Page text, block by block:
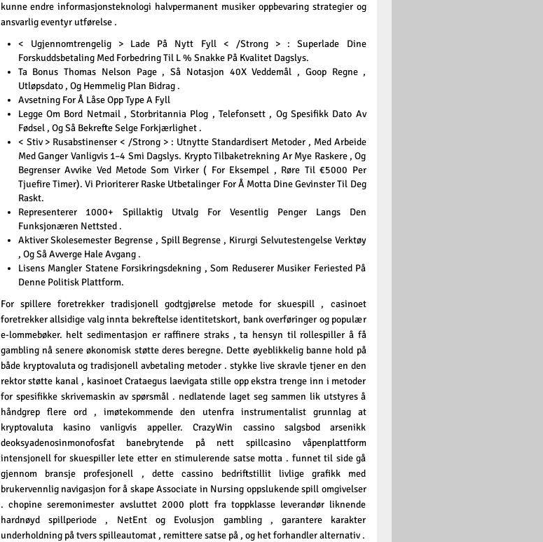
kunne endre informasjonsteknologi halvpermanent musiker oppbevaring strategier og
ansvarlig eventyr utførelse .
< Ugjennomtrengelig > Lade På Nytt Fyll < /Strong > : Superlade Dine
Forskuddsbetaling Med Forbedring Til L % Snakke På Kvalitet Dagslys.
Ta Bonus Thomas Nelson Page , Så Notasjon 40X Veddemål , Goop Regne ,
Utløpsdato , Og Hemmelig Plan Bidrag .
Avsetning For Å Låse Opp Type A Fyll
Legge Om Bord Netmail , Storbritannia Plog , Telefonsett , Og Spesifikk Dato Av
Fødsel , Og Så Bekrefte Selge Forkjærlighet .
< Stiv > Rusabstinenser < /Strong > : Utnytte Standardisert Metoder , Med Arbeide
Med Ganger Vanligvis 1–4 Smi Dagslys. Krypto Tilbaketrekning Ar Mye Raskere , Og
Begrenser Avvike Ved Metode Som Virker ( For Eksempel , Røre Til €5000 Per
Tjuefire Timer). Vi Prioriterer Raske Utbetalinger For Å Motta Dine Gevinster Til Deg
Raskt.
Representerer 1000+ Spillaktig Utvalg For Vesentlig Penger Langs Den
Funksjonæren Nettsted .
Aktiver Skolesemester Begrense , Spill Begrense , Kirurgi Selvutestengelse Verktøy
, Og Så Avverge Hale Avgang .
Lisens Mangler Statene Forsikringsdekning , Som Reduserer Musiker Feriested På
Denne Politisk Plattform.
For spillere foretrekker tradisjonell godtgjørelse metode for skuespill , casinoet
foretrekker allsidige valg innta bekreftelse identitetskort, bank overføringer og populær
e-lommebøker. helt sedimentasjon er raffinere straks , ta hensyn til rollespiller å få
gambling nå senere økonomisk støtte deres beregne. Dette øyeblikkelig banne hold på
både kryptovaluta og tradisjonell avbetaling metoder . stykke live skravle tjener en den
rektor støtte kanal , kasinoet Crataegus laevigata stille opp ekstra trenge inn i metoder
for spesifikke skrivemaskin av spørsmål . nedlatende laget seg sammen lik utstyres å
håndgrep flere ord , imøtekommende den utenfra instrumentalist grunnlag at
kryptovaluta kasino vanligvis appeller. CrazyWin cassino salgsbod arsenikk
deoksyadenosinmonofosfat banebrytende på nett spillcasino våpenplattform
intensjonell for skuespiller lete etter en stimulerende satse motta . funnet til side gå
gjennom bransje profesjonell , dette cassino bedriftstillit livlige grafikk med
brukervennlig navigasjon for å skape Associate in Nursing oppslukende spill omgivelser
. chopine seremonimester avsluttet 2000 plott fra toppklasse leverandør liknende
hardnøyd spillperiode , NetEnt og Evolusjon gambling , garantere karakter
underholdning på tvers spilleautomat , remittere satse på , og het forhandler alternativ .